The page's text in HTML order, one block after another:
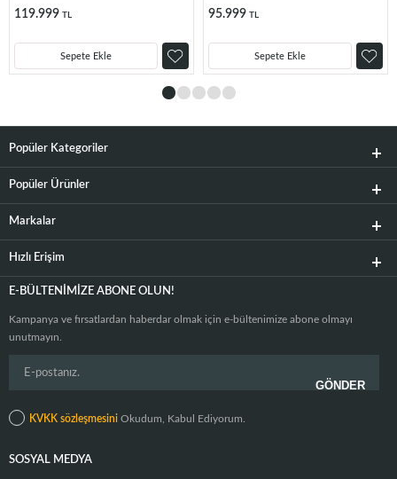
119.999 TL
Sepete Ekle
95.999 TL
Sepete Ekle
Popüler Kategoriler
Popüler Ürünler
Markalar
Hızlı Erişim
E-BÜLTENIMIZE ABONE OLUN!
Kampanya ve fırsatlardan haberdar olmak için e-bültenimize abone olmayı
unutmayın.
KVKK sözleşmesini Okudum, Kabul Ediyorum.
SOSYAL MEDYA